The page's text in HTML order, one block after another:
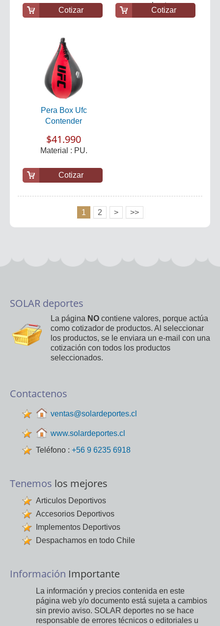
Cotizar
para el entren...
Cotizar
Pera Box Ufc
Contender
$41.990
Material : PU.
Cotizar
1 2 > >>
SOLAR deportes
La página NO contiene valores, porque actúa
como cotizador de productos. Al seleccionar
los productos, se le enviara un e-mail con una
cotización con todos los productos
seleccionados.
Contactenos
ventas@solardeportes.cl
www.solardeportes.cl
Teléfono : +56 9 6235 6918
Tenemos los mejores
Articulos Deportivos
Accesorios Deportivos
Implementos Deportivos
Despachamos en todo Chile
Información Importante
La información y precios contenida en este
página web y/o documento está sujeta a cambios
sin previo aviso. SOLAR deportes no se hace
responsable de errores técnicos o editoriales u